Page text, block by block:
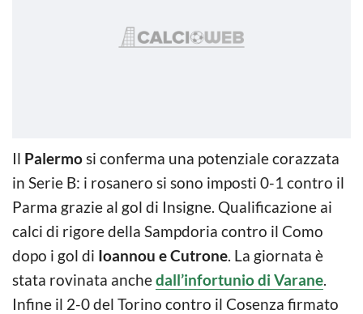
Il Palermosi conferma una potenziale corazzata
in Serie B: i rosanero si sono imposti 0-1 contro il
Parma grazie al gol di Insigne. Qualificazione ai
calci di rigore della Sampdoria contro il Como
dopo i gol di Ioannou e Cutrone. La giornata è
stata rovinata anchedall’infortunio di Varane.
Infine il 2-0 del Torino contro il Cosenza firmato